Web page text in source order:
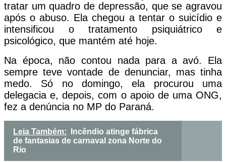
tratar um quadro de depressão, que se agravou
após o abuso. Ela chegou a tentar o suicídio e
intensificou o tratamento psiquiátrico e
psicológico, que mantém até hoje.
Na época, não contou nada para a avó. Ela
sempre teve vontade de denunciar, mas tinha
medo. Só no domingo, ela procurou uma
delegacia e, depois, com o apoio de uma ONG,
fez a denúncia no MP do Paraná.
Leia Também:
Incêndio atinge fábrica
de fantasias de carnaval zona Norte do
Rio